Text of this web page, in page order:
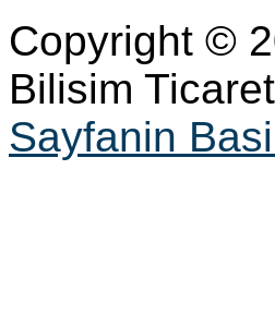
Copyright ©
Bilisim
Sayfanin